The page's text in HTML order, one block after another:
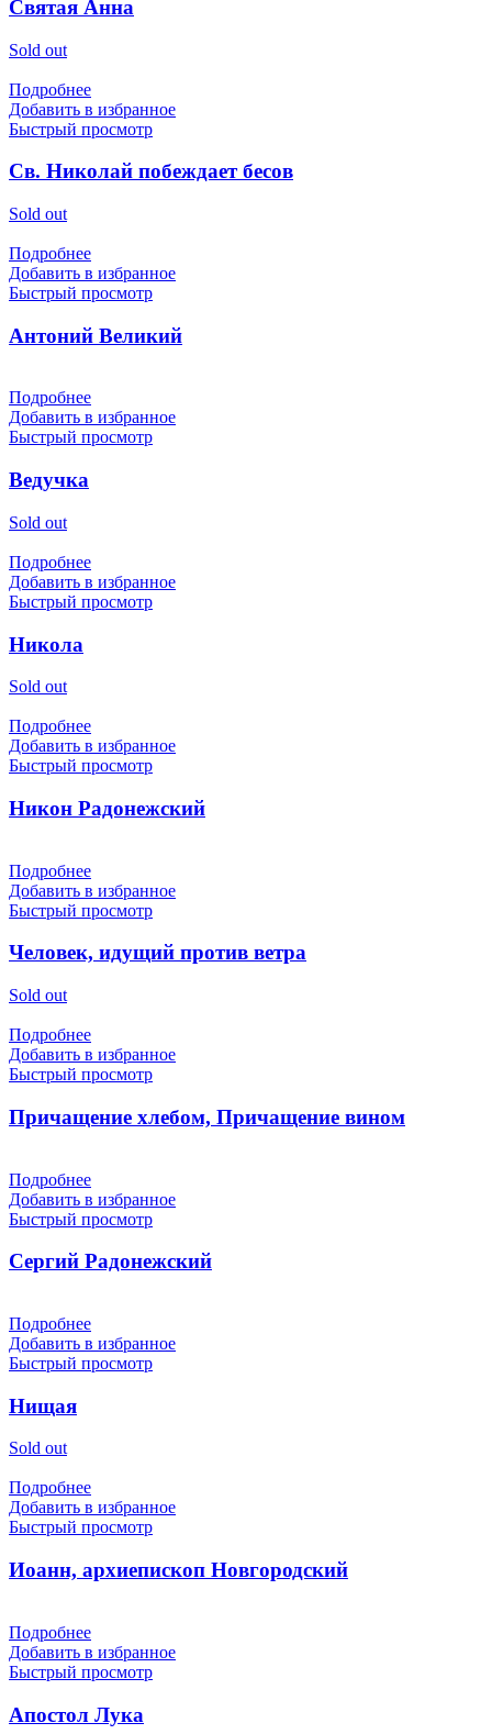
Святая Анна
Sold out
Подробнее
Добавить в избранное
Быстрый просмотр
Св. Николай побеждает бесов
Sold out
Подробнее
Добавить в избранное
Быстрый просмотр
Антоний Великий
Подробнее
Добавить в избранное
Быстрый просмотр
Ведучка
Sold out
Подробнее
Добавить в избранное
Быстрый просмотр
Никола
Sold out
Подробнее
Добавить в избранное
Быстрый просмотр
Никон Радонежский
Подробнее
Добавить в избранное
Быстрый просмотр
Человек, идущий против ветра
Sold out
Подробнее
Добавить в избранное
Быстрый просмотр
Причащение хлебом, Причащение вином
Подробнее
Добавить в избранное
Быстрый просмотр
Сергий Радонежский
Подробнее
Добавить в избранное
Быстрый просмотр
Нищая
Sold out
Подробнее
Добавить в избранное
Быстрый просмотр
Иоанн, архиепископ Новгородский
Подробнее
Добавить в избранное
Быстрый просмотр
Апостол Лука